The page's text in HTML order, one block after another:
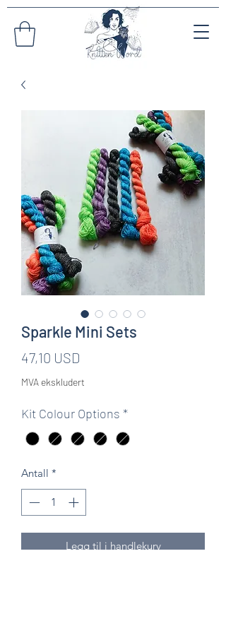
Sparkle Mini Sets
47,10 USD
MVA ekskludert
Kit Colour Options *
Antall *
Legg til i handlekurv